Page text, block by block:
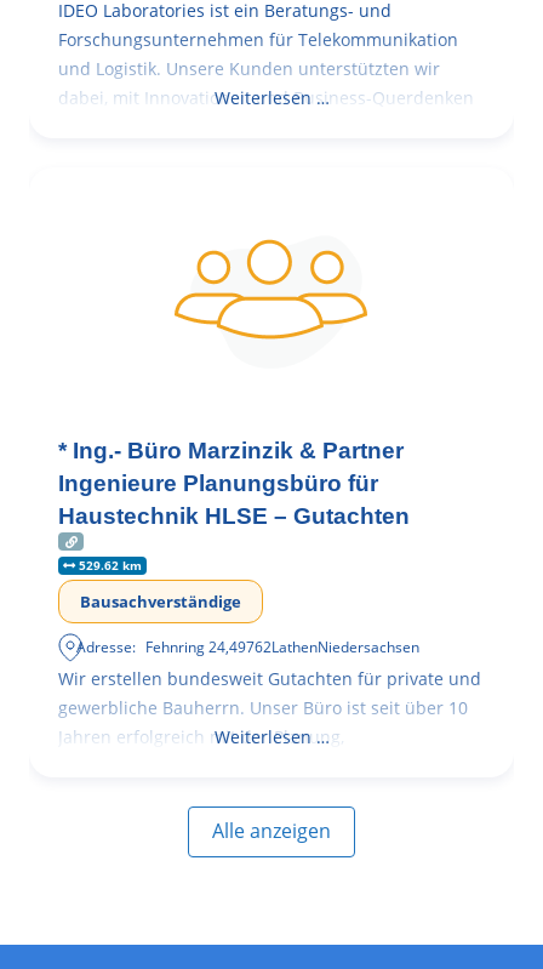
IDEO Laboratories ist ein Beratungs- und
Forschungsunternehmen für Telekommunikation
und Logistik. Unsere Kunden unterstützten wir
dabei, mit Innovationen und Business-Querdenken
Weiterlesen …
* Ing.- Büro Marzinzik & Partner
Ingenieure Planungsbüro für
Haustechnik HLSE – Gutachten
529.62 km
Bausachverständige
Adresse: Fehnring 24,49762LathenNiedersachsen
Wir erstellen bundesweit Gutachten für private und
gewerbliche Bauherrn. Unser Büro ist seit über 10
Jahren erfolgreich mit der Planung,
Weiterlesen …
Alle anzeigen